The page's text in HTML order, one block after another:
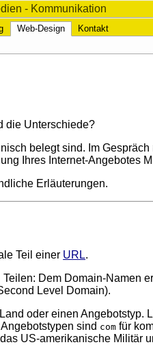
- Kommunikation
Web-Design Kontakt
die Unterschiede?
belegt sind. Im
Ihres Internet-Angebotes
Erläuterungen.
Teil einer URL.
Dem Domain-Namen
Level Domain).
oder einen
sind com für
US-amerikanische Militär